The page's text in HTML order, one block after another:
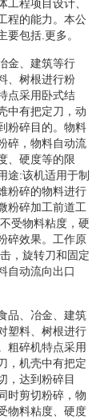
程项目设计、
程的能力。本公
包括.更多。
金、建筑等行
、树根进行粉
点采用卧式结
中有把定刀，动
粉碎目的。物料
碎，物料自动流
、硬度等的限
途:该机适用于制
粉碎的物料进行
粉碎加工前道工
受物料粘度，硬
碎效果。工作原
，旋转刀和固定
自动流向出口
品、冶金、建筑
塑料、树根进行
粗碎机特点采用
，机壳中有把定
，达到粉碎目
时剪切粉碎，物
物料粘度、硬度